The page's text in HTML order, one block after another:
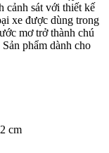
cảnh sát với thiết kế
xe được dùng trong
mơ trở thành chú
phẩm dành cho
cm